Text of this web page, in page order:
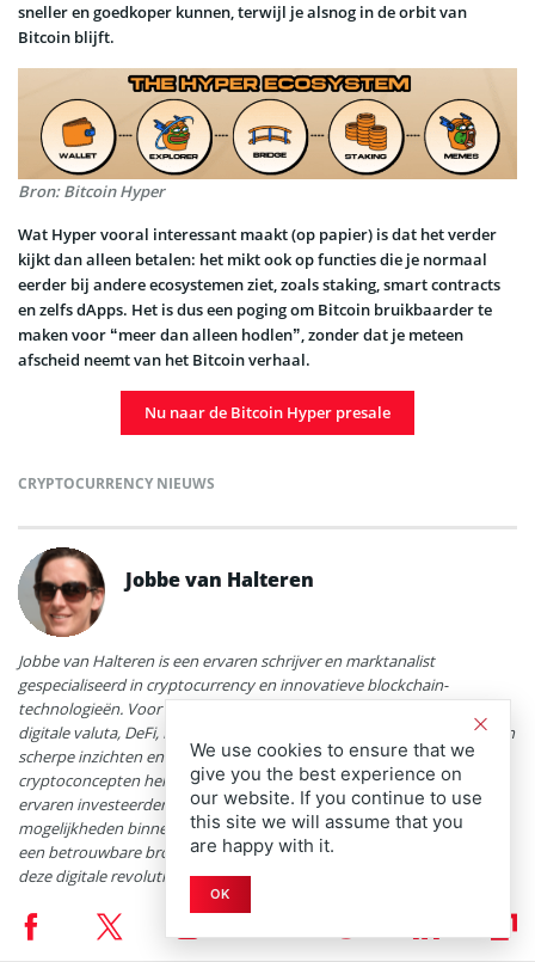
sneller en goedkoper kunnen, terwijl je alsnog in de orbit van
Bitcoin blijft.
Bron: Bitcoin Hyper
Wat Hyper vooral interessant maakt (op papier) is dat het verder
kijkt dan alleen betalen: het mikt ook op functies die je normaal
eerder bij andere ecosystemen ziet, zoals staking, smart contracts
en zelfs dApps. Het is dus een poging om Bitcoin bruikbaarder te
maken voor “meer dan alleen hodlen”, zonder dat je meteen
afscheid neemt van het Bitcoin verhaal.
Nu naar de Bitcoin Hyper presale
CRYPTOCURRENCY NIEUWS
Jobbe van Halteren
Jobbe van Halteren is een ervaren schrijver en marktanalist
gespecialiseerd in cryptocurrency en innovatieve blockchain-
technologieën. Voor Coinspeaker duikt hij dagelijks in de wereld van
digitale valuta, DeFi, NFT’s en opkomende web3-projecten. Dankzij zijn
scherpe inzichten en toegankelijke schrijfstijl weet hij complexe
cryptoconcepten helder uit te leggen aan zowel beginnende als
ervaren investeerders. Met een scherp oog voor trends en nieuwe
mogelijkheden binnen de snel veranderende cryptomarkt, is Jobbe
een betrouwbare bron voor iedereen die voorop wil blijven lopen in
deze digitale revolutie.
We use cookies to ensure that we
give you the best experience on
our website. If you continue to use
this site we will assume that you
are happy with it.
OK